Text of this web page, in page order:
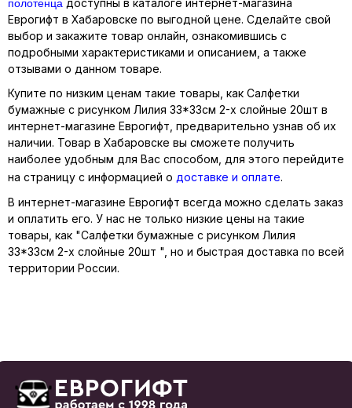
доступны в каталоге интернет-магазина
Еврогифт в Хабаровске по выгодной цене. Сделайте свой
выбор и закажите товар онлайн, ознакомившись с
подробными характеристиками и описанием, а также
отзывами о данном товаре.
Купите по низким ценам такие товары, как Салфетки
бумажные с рисунком Лилия 33*33см 2-х слойные 20шт в
интернет-магазине Еврогифт, предварительно узнав об их
наличии. Товар в Хабаровске вы сможете получить
наиболее удобным для Вас способом, для этого перейдите
на страницу с информацией о доставке и оплате.
В интернет-магазине Еврогифт всегда можно сделать заказ
и оплатить его. У нас не только низкие цены на такие
товары, как "Салфетки бумажные с рисунком Лилия
33*33см 2-х слойные 20шт ", но и быстрая доставка по всей
территории России.